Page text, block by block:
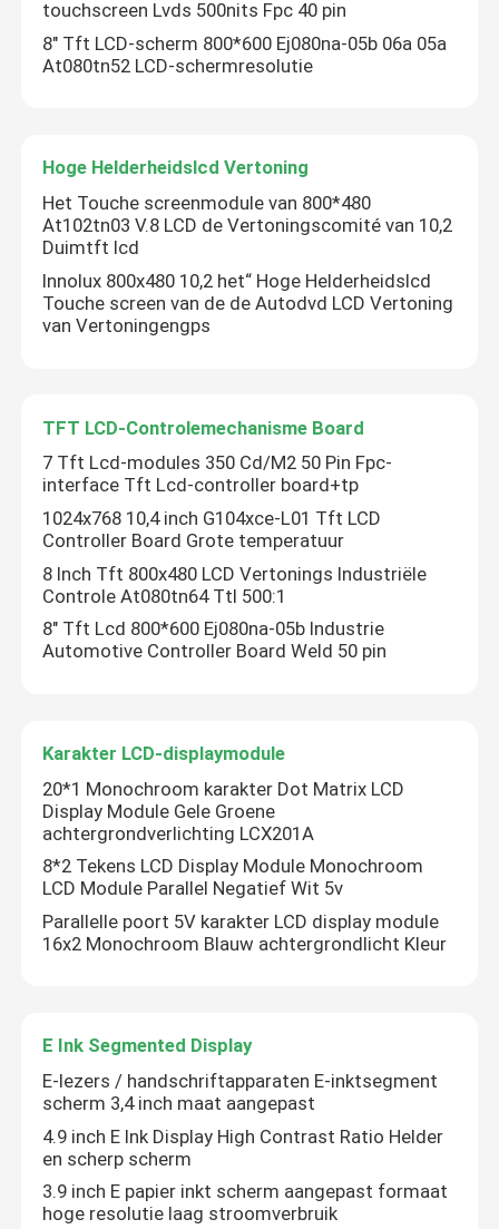
We bellen je snel terug!
VERZENDEN
touchscreen Lvds 500nits Fpc 40 pin
8" Tft LCD-scherm 800*600 Ej080na-05b 06a 05a
At080tn52 LCD-schermresolutie
Hoge Helderheidslcd Vertoning
Het Touche screenmodule van 800*480
At102tn03 V.8 LCD de Vertoningscomité van 10,2
Duimtft lcd
Innolux 800x480 10,2 het“ Hoge Helderheidslcd
Touche screen van de de Autodvd LCD Vertoning
van Vertoningengps
TFT LCD-Controlemechanisme Board
7 Tft Lcd-modules 350 Cd/M2 50 Pin Fpc-
interface Tft Lcd-controller board+tp
1024x768 10,4 inch G104xce-L01 Tft LCD
Controller Board Grote temperatuur
8 Inch Tft 800x480 LCD Vertonings Industriële
Controle At080tn64 Ttl 500:1
8" Tft Lcd 800*600 Ej080na-05b Industrie
Automotive Controller Board Weld 50 pin
Karakter LCD-displaymodule
20*1 Monochroom karakter Dot Matrix LCD
Display Module Gele Groene
achtergrondverlichting LCX201A
8*2 Tekens LCD Display Module Monochroom
LCD Module Parallel Negatief Wit 5v
Parallelle poort 5V karakter LCD display module
16x2 Monochroom Blauw achtergrondlicht Kleur
E Ink Segmented Display
E-lezers / handschriftapparaten E-inktsegment
scherm 3,4 inch maat aangepast
4.9 inch E Ink Display High Contrast Ratio Helder
en scherp scherm
3.9 inch E papier inkt scherm aangepast formaat
hoge resolutie laag stroomverbruik